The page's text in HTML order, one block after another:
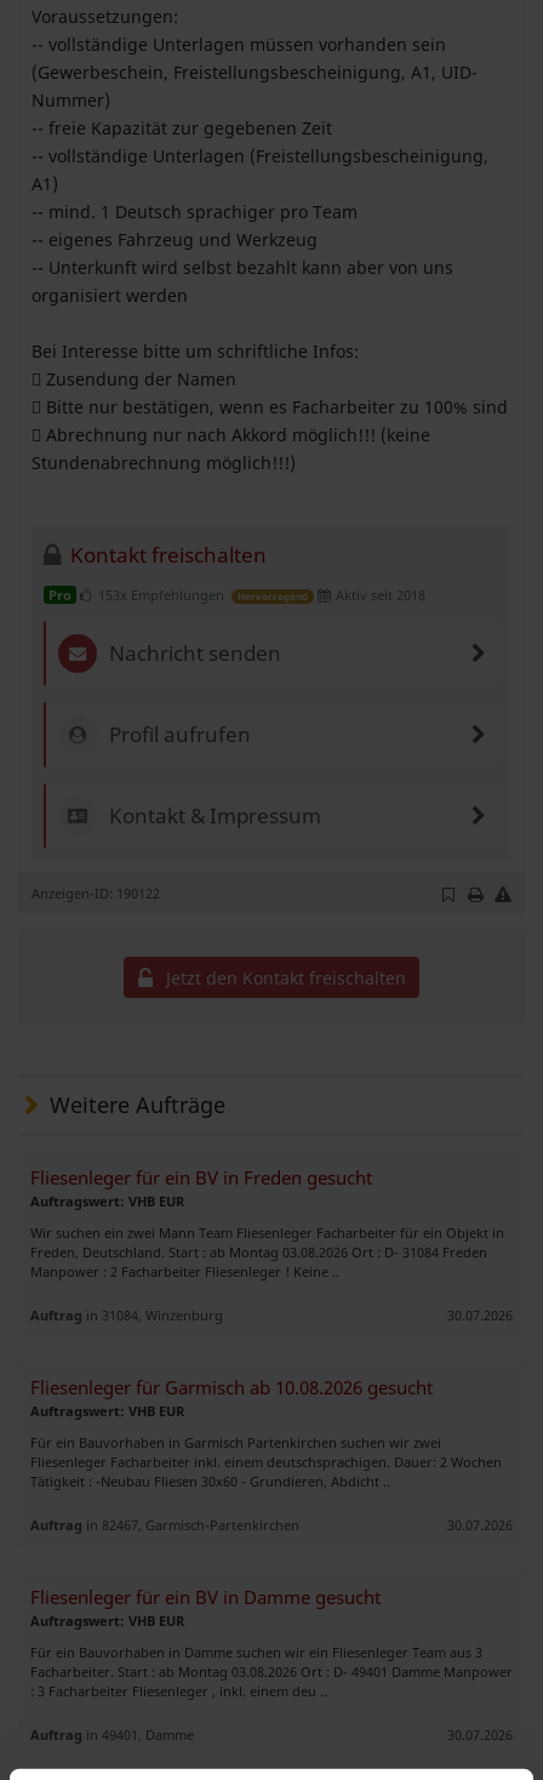
Voraussetzungen:
-- vollständige Unterlagen müssen vorhanden sein
(Gewerbeschein, Freistellungsbescheinigung, A1, UID-
Nummer)
-- freie Kapazität zur gegebenen Zeit
-- vollständige Unterlagen (Freistellungsbescheinigung,
A1)
-- mind. 1 Deutsch sprachiger pro Team
-- eigenes Fahrzeug und Werkzeug
-- Unterkunft wird selbst bezahlt kann aber von uns
organisiert werden
Bei Interesse bitte um schriftliche Infos:
 Zusendung der Namen
 Bitte nur bestätigen, wenn es Facharbeiter zu 100% sind
 Abrechnung nur nach Akkord möglich!!! (keine
Stundenabrechnung möglich!!!)
Kontakt freischalten
Pro 153x Empfehlungen Hervorragend Aktiv seit 2018
Nachricht senden
Profil aufrufen
Kontakt & Impressum
Anzeigen-ID: 190122
Jetzt den Kontakt freischalten
Weitere Aufträge
Fliesenleger für ein BV in Freden gesucht
Auftragswert: VHB EUR
Wir suchen ein zwei Mann Team Fliesenleger Facharbeiter für ein Objekt in
Freden, Deutschland. Start : ab Montag 03.08.2026 Ort : D- 31084 Freden
Manpower : 2 Facharbeiter Fliesenleger ! Keine ..
Auftrag in 31084, Winzenburg 30.07.2026
Fliesenleger für Garmisch ab 10.08.2026 gesucht
Auftragswert: VHB EUR
Für ein Bauvorhaben in Garmisch Partenkirchen suchen wir zwei
Fliesenleger Facharbeiter inkl. einem deutschsprachigen. Dauer: 2 Wochen
Tätigkeit : -Neubau Fliesen 30x60 - Grundieren, Abdicht ..
Auftrag in 82467, Garmisch-Partenkirchen 30.07.2026
Fliesenleger für ein BV in Damme gesucht
Auftragswert: VHB EUR
Für ein Bauvorhaben in Damme suchen wir ein Fliesenleger Team aus 3
Facharbeiter. Start : ab Montag 03.08.2026 Ort : D- 49401 Damme Manpower
: 3 Facharbeiter Fliesenleger , inkl. einem deu ..
Auftrag in 49401, Damme 30.07.2026